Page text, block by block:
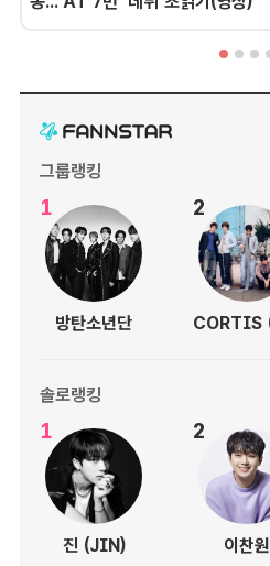
그룹랭킹
1
방탄소년단
2
솔로랭킹
1
진 (JIN)
2
이찬원